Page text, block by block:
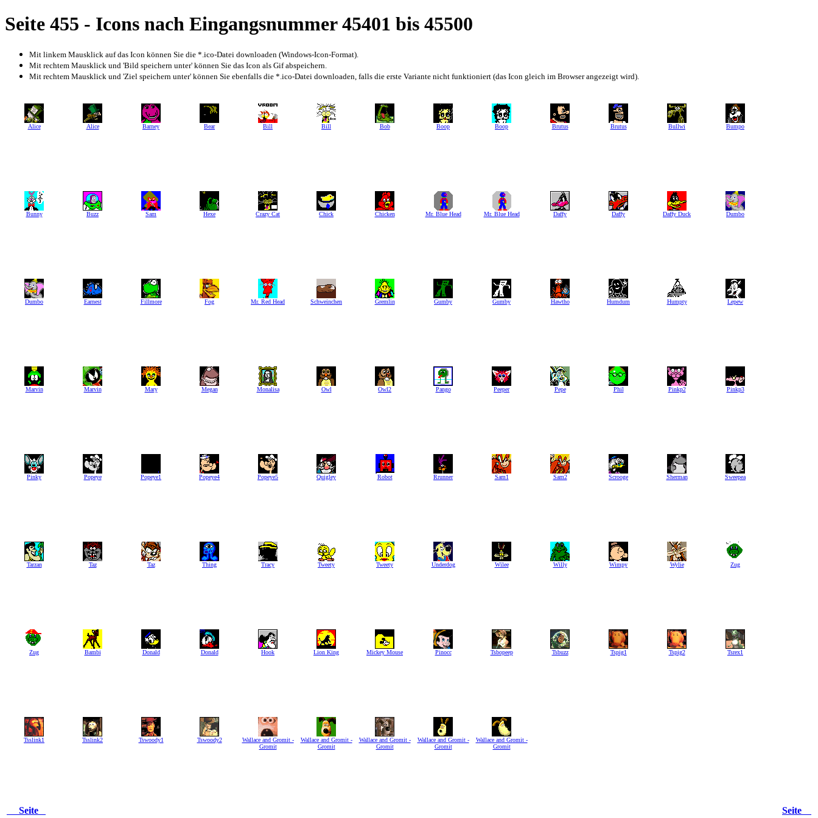
Seite 455 - Icons nach Eingangsnummer 45401 bis 45500
Mit linkem Mausklick auf das Icon können Sie die *.ico-Datei downloaden (Windows-Icon-Format).
Mit rechtem Mausklick und 'Bild speichern unter' können Sie das Icon als Gif abspeichern.
Mit rechtem Mausklick und 'Ziel speichern unter' können Sie ebenfalls die *.ico-Datei downloaden, falls die erste Variante nicht funktioniert (das Icon gleich im Browser angezeigt wird).
Alice Alice Barney Bear Bill Bill Bob Boop Boop Brutus Brutus Bullwi Bumpo
Bunny Buzz Sam Hexe Crazy Cat Chick Chicken Mr. Blue Head Mr. Blue Head Daffy Daffy Daffy Duck Dumbo
Dumbo Earnest Fillmore Fog Mr. Red Head Schweinchen Gremlin Gumby Gumby Hawtho Humdum Humpty Lepew
Marvin Marvin Mary Megan Monalisa Owl Owl2 Pango Peeper Pepe Phil Pinkp2 Pinkp3
Pinky Popeye Popeye1 Popeye4 Popeye5 Quigley Robot Rrunner Sam1 Sam2 Scrooge Sherman Sweepea
Tarzan Taz Taz Thing Tracy Tweety Tweety Underdog Wilee Willy Wimpy Wylie Zug
Zug Bambi Donald Donald Hook Lion King Mickey Mouse Pinocc Tsbopeep Tsbuzz Tspig1 Tspig2 Tsrex1
Tsslink1 Tsslink2 Tswoody1 Tswoody2
Wallace and Gromit -
Gromit
Wallace and Gromit -
Gromit
Wallace and Gromit -
Gromit
Wallace and Gromit -
Gromit
Wallace and Gromit -
Gromit
Seite
Seite